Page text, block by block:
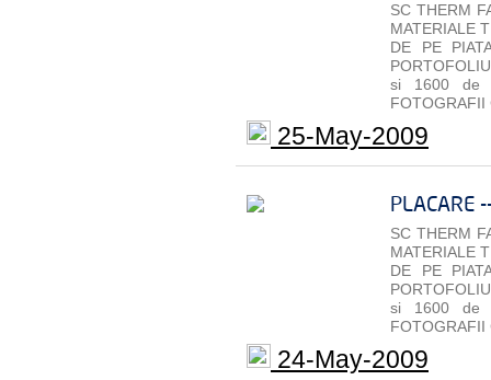
SC THERM
MATERIALE
DE PE
si 1600 de
FOTOGRAFII
25-May-2009
PLACARE
SC THERM
MATERIALE
DE PE
si 1600 de
FOTOGRAFII
24-May-2009